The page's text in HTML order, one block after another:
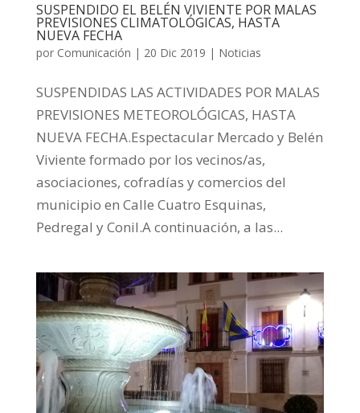
SUSPENDIDO EL BELÉN VIVIENTE POR MALAS
PREVISIONES CLIMATOLÓGICAS, HASTA
NUEVA FECHA
por Comunicación | 20 Dic 2019 | Noticias
SUSPENDIDAS LAS ACTIVIDADES POR MALAS
PREVISIONES METEOROLÓGICAS, HASTA
NUEVA FECHA.Espectacular Mercado y Belén
Viviente formado por los vecinos/as,
asociaciones, cofradías y comercios del
municipio en Calle Cuatro Esquinas,
Pedregal y Conil.A continuación, a las...